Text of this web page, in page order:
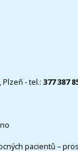
Plzeň - tel.: 377 387
pacientů –